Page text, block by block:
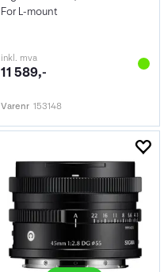
For L-mount
inkl. mva
11 589,-
Varenr 153148